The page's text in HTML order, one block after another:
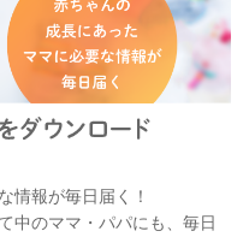
情報が毎日届く！
中のママ・パパにも、毎日